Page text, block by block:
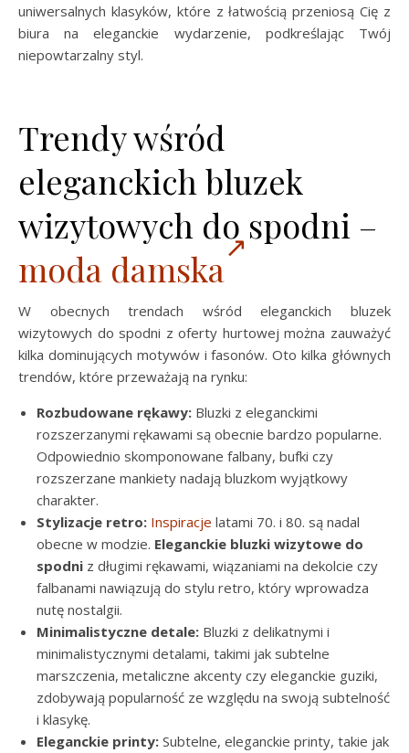
uniwersalnych klasyków, które z łatwością przeniosą Cię z
biura na eleganckie wydarzenie, podkreślając Twój
niepowtarzalny styl.
Trendy wśród
eleganckich bluzek
wizytowych do spodni –
moda damska
W obecnych trendach wśród eleganckich bluzek
wizytowych do spodni z oferty hurtowej można zauważyć
kilka dominujących motywów i fasonów. Oto kilka głównych
trendów, które przeważają na rynku:
Rozbudowane rękawy: Bluzki z eleganckimi
rozszerzanymi rękawami są obecnie bardzo popularne.
Odpowiednio skomponowane falbany, bufki czy
rozszerzane mankiety nadają bluzkom wyjątkowy
charakter.
Stylizacje retro: Inspiracje latami 70. i 80. są nadal
obecne w modzie. Eleganckie bluzki wizytowe do
spodni z długimi rękawami, wiązaniami na dekolcie czy
falbanami nawiązują do stylu retro, który wprowadza
nutę nostalgii.
Minimalistyczne detale: Bluzki z delikatnymi i
minimalistycznymi detalami, takimi jak subtelne
marszczenia, metaliczne akcenty czy eleganckie guziki,
zdobywają popularność ze względu na swoją subtelność
i klasykę.
Eleganckie printy: Subtelne, eleganckie printy, takie jak